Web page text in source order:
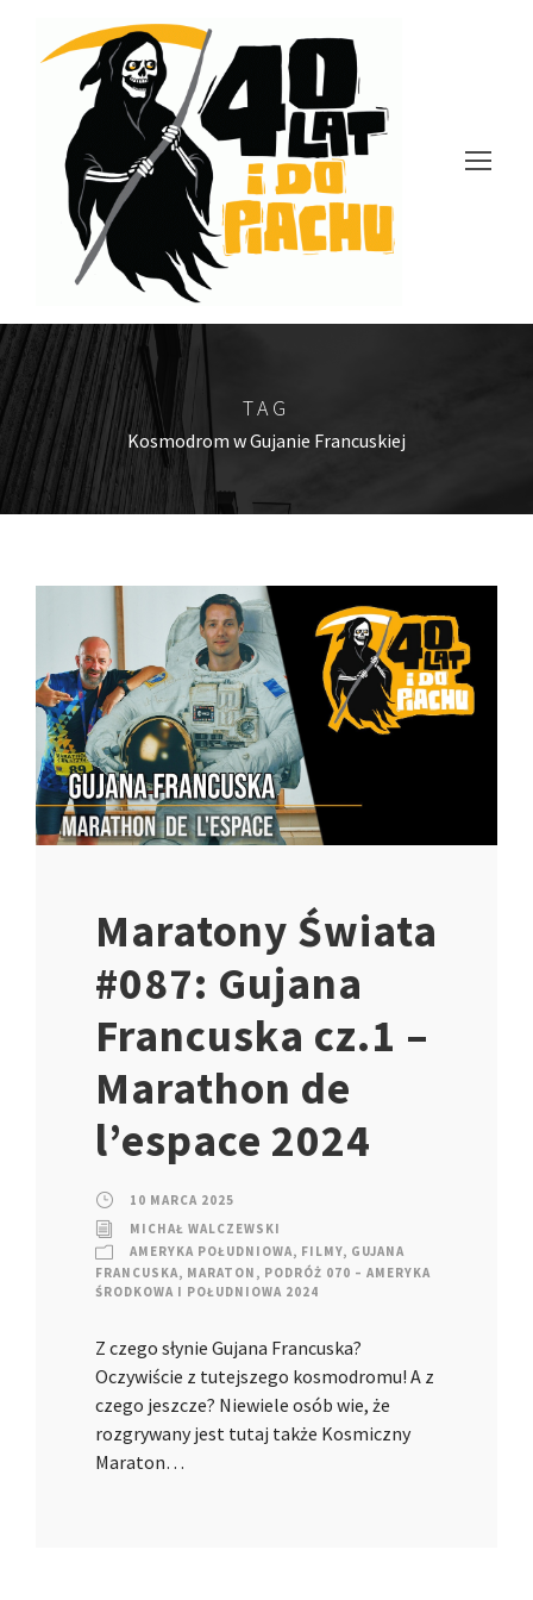
TAG
Kosmodrom w Gujanie Francuskiej
Maratony Świata
#087: Gujana
Francuska cz.1 –
Marathon de
l’espace 2024
10 MARCA 2025
MICHAŁ WALCZEWSKI
AMERYKA POŁUDNIOWA, FILMY, GUJANA
FRANCUSKA, MARATON , PODRÓŻ 070 – AMERYKA
ŚRODKOWA I POŁUDNIOWA 2024
Z czego słynie Gujana Francuska?
Oczywiście z tutejszego kosmodromu! A z
czego jeszcze? Niewiele osób wie, że
rozgrywany jest tutaj także Kosmiczny
Maraton…